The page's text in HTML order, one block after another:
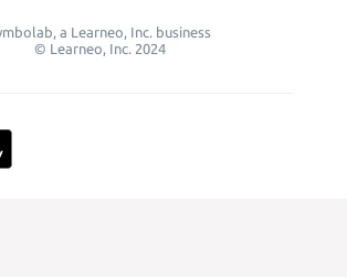
a Learneo, Inc. business
© Learneo, Inc. 2024